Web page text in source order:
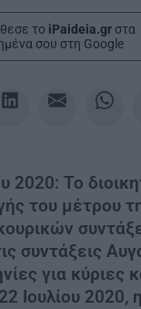
το iPaideia.gr στα
σου στη Google
Το
του μέτρου
συντάξεις
για κύριες
Ιουλίου